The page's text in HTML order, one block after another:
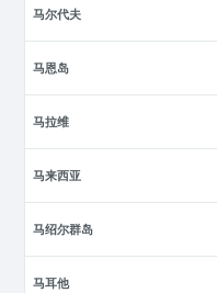
马尔代夫
马恩岛
马拉维
马来西亚
马绍尔群岛
马耳他